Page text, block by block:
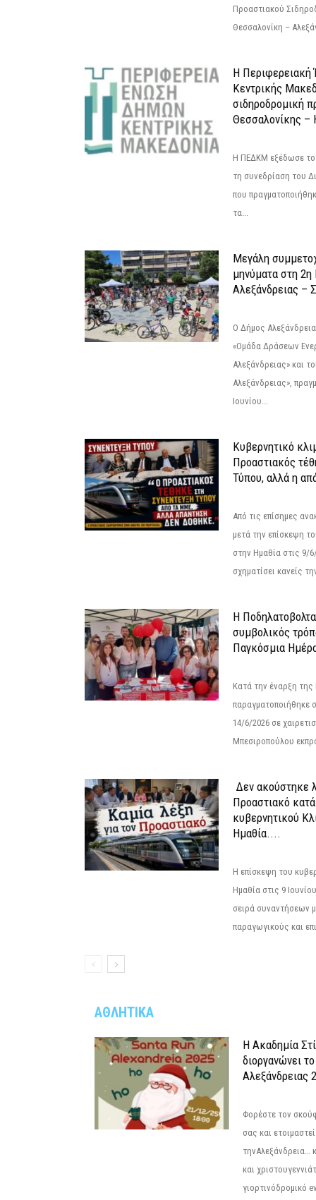
Προαστιακού
Θεσσαλονίκη –
Η
Κεντρικής
σιδηροδρομική
Θεσσαλονίκης –
Η ΠΕΔΚΜ εξέδωσε το
τη συνεδρίαση του
που
τα...
Μεγάλη
μηνύματα στη
Αλεξάνδρειας –
Ο Δήμος
«Ομάδα Δράσεων
Αλεξάνδρειας» και
Αλεξάνδρειας»,
Ιουνίου...
Κυβερνητικό
Προαστιακός
Τύπου, αλλά η
Από τις επίσημες
μετά την επίσκεψη
στην Ημαθία στις 9/
σχηματίσει κανείς
Η Ποδηλατοβολτα
συμβολικός
Παγκόσμια
Κατά την έναρξη
παραγματοποιήθηκε
14/6/2026 σε
Μπεσιροπούλου
Δεν ακούστηκε
Προαστιακό
κυβερνητικού
Ημαθία....
Η επίσκεψη του
Ημαθία στις 9
σειρά συναντήσεων
παραγωγικούς και
ΑΘΛΗΤΙΚΑ
Η Ακαδημία
διοργανώνει
Αλεξάνδρειας
Φορέστε τον
σας και
τηνΑλεξάνδρεια…
και
γιορτινόδρομικό